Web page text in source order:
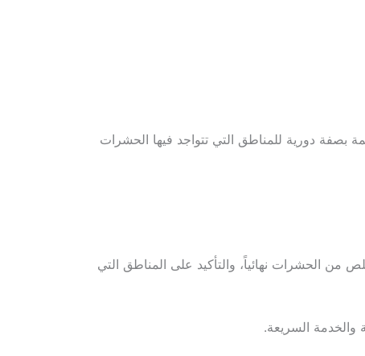
دورية للمناطق التي تتواجد فيها الحشرات
الحشرات نهائياً، والتأكيد على المناطق التي
والخدمة السريعة.